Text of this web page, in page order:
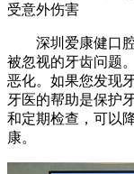
受意外伤害
深圳爱康健口腔
被忽视的牙齿问题
恶化。如果您发现
牙医的帮助是保护
和定期检查，可以
康。